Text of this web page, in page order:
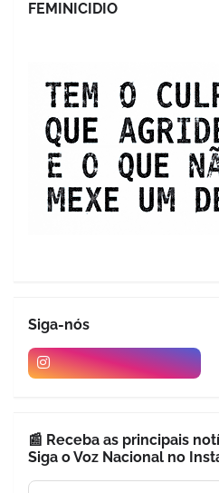
FEMINICIDIO
Siga-nós
📰 Receba as principais
Siga o Voz Nacional no